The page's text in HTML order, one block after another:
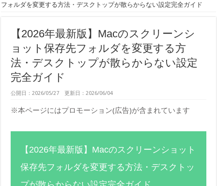
フォルダを変更する方法・デスクトップが散らからない設定完全ガイド
【2026年最新版】Macのスクリーンシ
ョット保存先フォルダを変更する方
法・デスクトップが散らからない設定
完全ガイド
公開日：2026/05/27 更新日：2026/06/04
※本ページにはプロモーション(広告)が含まれています
【2026年最新版】Macのスクリーンショット
保存先フォルダを変更する方法・デスクトッ